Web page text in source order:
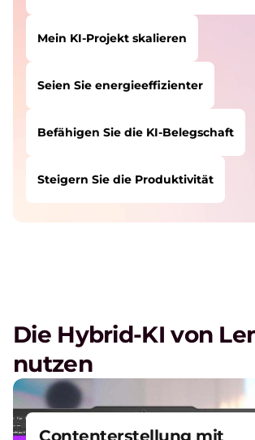
Mein KI-Projekt skalieren
Seien Sie energieeffizienter
Befähigen Sie die KI-Belegschaft
Steigern Sie die Produktivität
Entdecken Sie bessere Business-
Steigern Sie die Produktivität
Neu beginnen
Entdecken Sie die
welche die Unternehmens-
2026 prägen werden.
Playbook anzeigen
Die Hybrid-KI von
nutzen
Contenterstellung mit